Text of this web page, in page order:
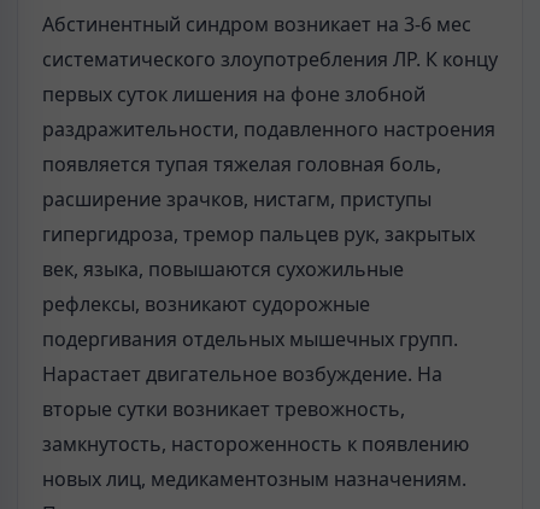
Абстинентный синдром возникает на 3-6 мес
систематического злоупот­ребления ЛР. К концу
первых суток лишения на фоне злобной
раздражитель­ности, подавленного настроения
появляется тупая тяжелая головная боль,
расширение зрачков, нистагм, приступы
гипергидроза, тремор пальцев рук, закрытых
век, языка, повышаются сухожильные
рефлексы, возникают судо­рожные
подергивания отдельных мышечных групп.
Нарастает двигательное возбуждение. На
вторые сутки возникает тревожность,
замкнутость, насторо­женность к появлению
новых лиц, медикаментозным назначениям.